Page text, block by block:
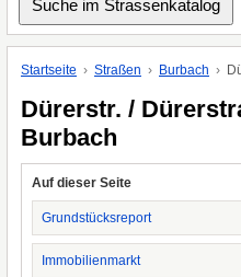
Startseite Straßen Burbach
Dürerstr. /
Burbach
Auf dieser Seite
Grundstücksreport
Immobilienmarkt